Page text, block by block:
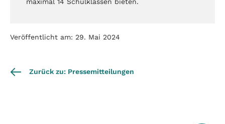
maximal 14 Schulklassen bieten.
Veröffentlicht am: 29. Mai 2024
Zurück zu: Pressemitteilungen